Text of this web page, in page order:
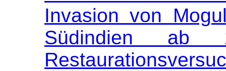
Invasion von
Südindien ab